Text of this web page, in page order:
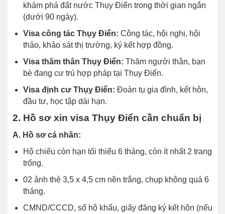
khám phá đất nước Thụy Điển trong thời gian ngắn
(dưới 90 ngày).
Visa công tác Thụy Điển: Công tác, hội nghị, hội
thảo, khảo sát thị trường, ký kết hợp đồng.
Visa thăm thân Thụy Điển: Thăm người thân, bạn
bè đang cư trú hợp pháp tại Thụy Điển.
Visa định cư Thụy Điển: Đoàn tụ gia đình, kết hôn,
đầu tư, học tập dài hạn.
2. Hồ sơ xin visa Thụy Điển cần chuẩn bị
A. Hồ sơ cá nhân:
Hộ chiếu còn hạn tối thiểu 6 tháng, còn ít nhất 2 trang
trống.
02 ảnh thẻ 3,5 x 4,5 cm nền trắng, chụp không quá 6
tháng.
CMND/CCCD, sổ hộ khẩu, giấy đăng ký kết hôn (nếu